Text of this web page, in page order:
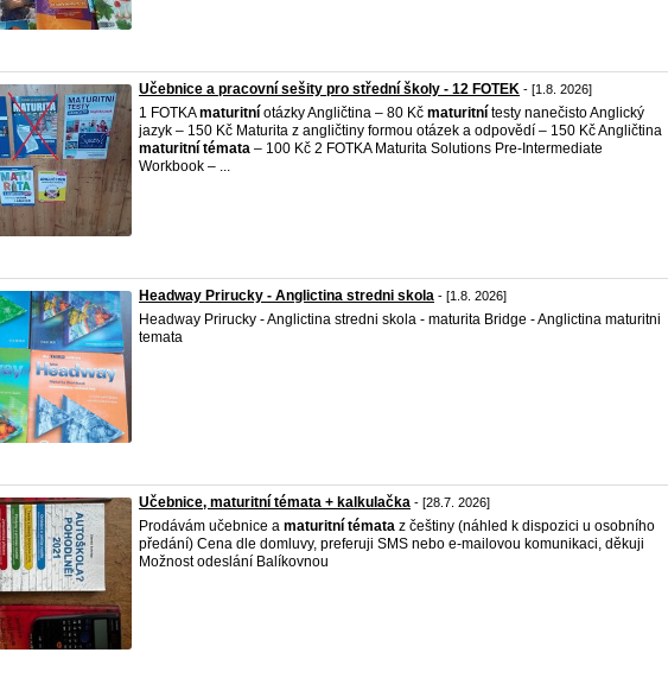
Učebnice a pracovní sešity pro střední školy - 12 FOTEK - [1.8. 2026]
1 FOTKAmaturitní otázky Angličtina – 80 Kč maturitní testy nanečisto Anglický
jazyk – 150 Kč Maturita z angličtiny formou otázek a odpovědí – 150 Kč Angličtina
maturitní témata – 100 Kč 2 FOTKA Maturita Solutions Pre-Intermediate
Workbook – ...
Headway Prirucky - Anglictina stredni skola - [1.8. 2026]
Headway Prirucky - Anglictina stredni skola - maturita Bridge - Anglictina maturitni
temata
Učebnice, maturitní témata + kalkulačka - [28.7. 2026]
Prodávám učebnice a maturitní témata z češtiny (náhled k dispozici u osobního
předání) Cena dle domluvy, preferuji SMS nebo e-mailovou komunikaci, děkuji
Možnost odeslání Balíkovnou